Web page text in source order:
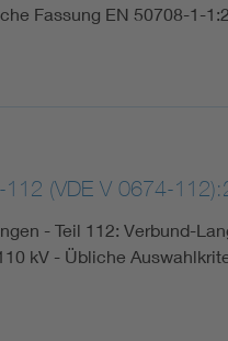
Fassung EN 50708-1-
112 (VDE V 0674-
- Teil 112: Verbund-
kV - Übliche